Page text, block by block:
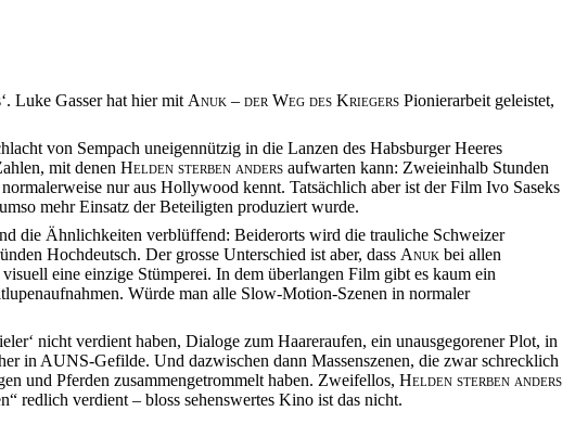
Luke Gasser hat hier mitAnuk – der Weg des Kriegers Pionierarbeit geleistet,
von Sempach uneigennützig in die Lanzen des Habsburger Heeres
mit denen Helden sterben anders aufwarten kann: Zweieinhalb Stunden
nur aus Hollywood kennt. Tatsächlich aber ist der Film Ivo Saseks
mehr Einsatz der Beteiligten produziert wurde.
die Ähnlichkeiten verblüffend: Beiderorts wird die trauliche Schweizer
Hochdeutsch. Der grosse Unterschied ist aber, dass Anuk bei allen
visuell eine einzige Stümperei. In dem überlangen Film gibt es kaum ein
Würde man alle Slow-Motion-Szenen in normaler
nicht verdient haben, Dialoge zum Haareraufen, ein unausgegorener Plot, in
in AUNS-Gefilde. Und dazwischen dann Massenszenen, die zwar schrecklich
und Pferden zusammengetrommelt haben. Zweifellos, Helden sterben anders
redlich verdient – bloss sehenswertes Kino ist das nicht.